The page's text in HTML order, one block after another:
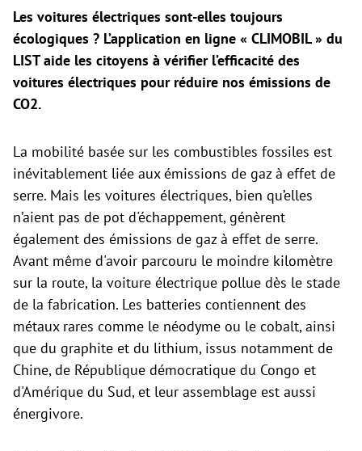
Les voitures électriques sont-elles toujours
écologiques ? L’application en ligne « CLIMOBIL » du
LIST aide les citoyens à vérifier l’efficacité des
voitures électriques pour réduire nos émissions de
CO2.
La mobilité basée sur les combustibles fossiles est
inévitablement liée aux émissions de gaz à effet de
serre. Mais les voitures électriques, bien qu’elles
n’aient pas de pot d'échappement, génèrent
également des émissions de gaz à effet de serre.
Avant même d'avoir parcouru le moindre kilomètre
sur la route, la voiture électrique pollue dès le stade
de la fabrication. Les batteries contiennent des
métaux rares comme le néodyme ou le cobalt, ainsi
que du graphite et du lithium, issus notamment de
Chine, de République démocratique du Congo et
d'Amérique du Sud, et leur assemblage est aussi
énergivore.